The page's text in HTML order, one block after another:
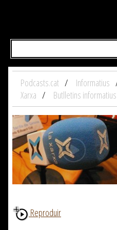
Podcasts.cat Informatius
Xarxa
Butlletins
Reproduir